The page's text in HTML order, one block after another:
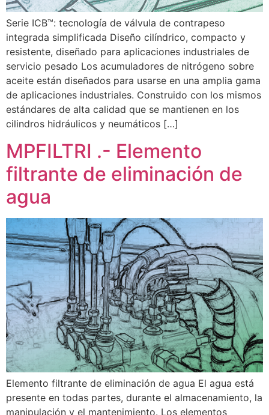
Serie ICB™: tecnología de válvula de contrapeso
integrada simplificada Diseño cilíndrico, compacto y
resistente, diseñado para aplicaciones industriales de
servicio pesado Los acumuladores de nitrógeno sobre
aceite están diseñados para usarse en una amplia gama
de aplicaciones industriales. Construido con los mismos
estándares de alta calidad que se mantienen en los
cilindros hidráulicos y neumáticos […]
MPFILTRI .- Elemento
filtrante de eliminación de
agua
Elemento filtrante de eliminación de agua El agua está
presente en todas partes, durante el almacenamiento, la
manipulación y el mantenimiento. Los elementos